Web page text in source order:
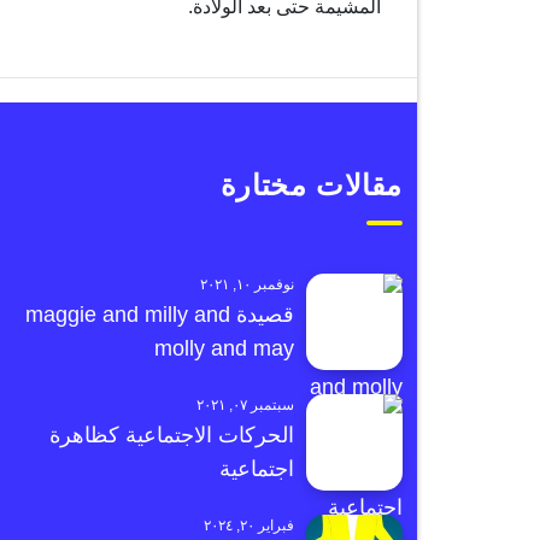
المشيمة حتى بعد الولادة.
مقالات مختارة
نوفمبر ١٠, ٢٠٢١
قصيدة maggie and milly and
molly and may
سبتمبر ٠٧, ٢٠٢١
الحركات الاجتماعية كظاهرة
اجتماعية
فبراير ٢٠, ٢٠٢٤